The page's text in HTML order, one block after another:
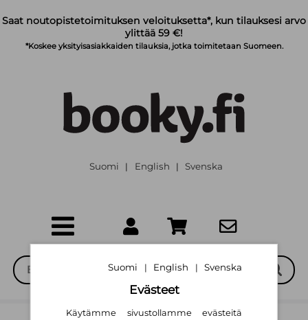
Saat noutopistetoimituksen veloituksetta*, kun tilauksesi arvo
ylittää 59 €!
*Koskee yksityisasiakkaiden tilauksia, jotka toimitetaan Suomeen.
Suomi | English | Svenska
Suomi | English | Svenska
Evästeet
Käytämme sivustollamme evästeitä